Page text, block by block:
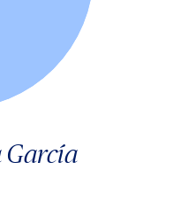
García